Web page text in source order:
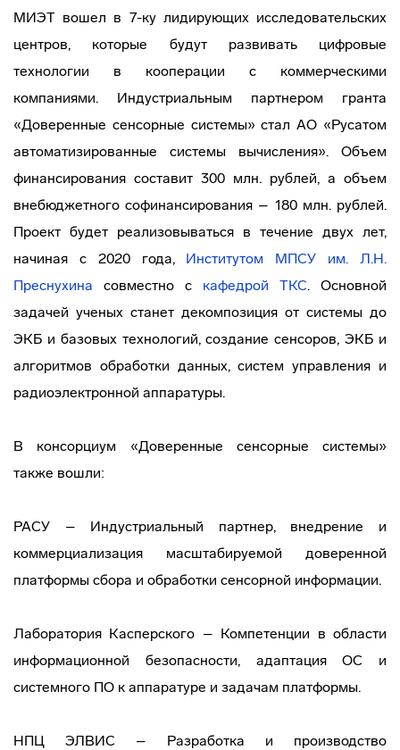
МИЭТ вошел в 7-ку лидирующих исследовательских
центров, которые будут развивать цифровые
технологии в кооперации с коммерческими
компаниями. Индустриальным партнером гранта
«Доверенные сенсорные системы» стал АО «Русатом
автоматизированные системы вычисления». Объем
финансирования составит 300 млн. рублей, а объем
внебюджетного софинансирования – 180 млн. рублей.
Проект будет реализовываться в течение двух лет,
начиная с 2020 года, Институтом МПСУ им. Л.Н.
Преснухина совместно с кафедрой ТКС. Основной
задачей ученых станет декомпозиция от системы до
ЭКБ и базовых технологий, создание сенсоров, ЭКБ и
алгоритмов обработки данных, систем управления и
радиоэлектронной аппаратуры.
В консорциум «Доверенные сенсорные системы»
также вошли:
РАСУ – Индустриальный партнер, внедрение и
коммерциализация масштабируемой доверенной
платформы сбора и обработки сенсорной информации.
Лаборатория Касперского – Компетенции в области
информационной безопасности, адаптация ОС и
системного ПО к аппаратуре и задачам платформы.
НПЦ ЭЛВИС – Разработка и производство